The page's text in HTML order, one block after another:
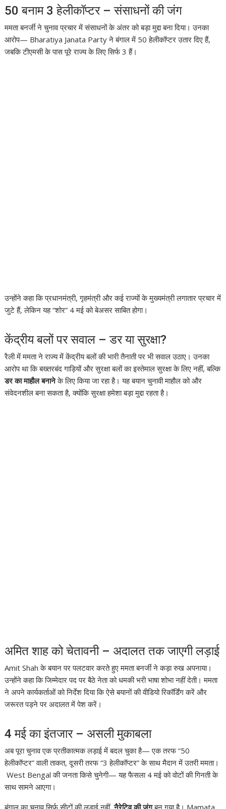
50 बनाम 3 हेलीकॉप्टर – संसाधनों की जंग
ममता बनर्जी ने चुनाव प्रचार में संसाधनों के अंतर को बड़ा मुद्दा बना दिया। उनका
आरोप— Bharatiya Janata Partyने बंगाल में 50 हेलीकॉप्टर उतार दिए हैं,
जबकि टीएमसी के पास पूरे राज्य के लिए सिर्फ 3 हैं।
उन्होंने कहा कि प्रधानमंत्री, गृहमंत्री और कई राज्यों के मुख्यमंत्री लगातार प्रचार में
जुटे हैं, लेकिन यह “शोर” 4 मई को बेअसर साबित होगा।
केंद्रीय बलों पर सवाल – डर या सुरक्षा?
रैली में ममता ने राज्य में केंद्रीय बलों की भारी तैनाती पर भी सवाल उठाए। उनका
आरोप था कि बख्तरबंद गाड़ियों और सुरक्षा बलों का इस्तेमाल सुरक्षा के लिए नहीं, बल्कि
डर का माहौल बनानेके लिए किया जा रहा है। यह बयान चुनावी माहौल को और
संवेदनशील बना सकता है, क्योंकि सुरक्षा हमेशा बड़ा मुद्दा रहता है।
अमित शाह को चेतावनी – अदालत तक जाएगी लड़ाई
Amit Shah के बयान पर पलटवार करते हुए ममता बनर्जी ने कड़ा रुख अपनाया।
उन्होंने कहा कि जिम्मेदार पद पर बैठे नेता को धमकी भरी भाषा शोभा नहीं देती। ममता
ने अपने कार्यकर्ताओं को निर्देश दिया कि ऐसे बयानों की वीडियो रिकॉर्डिंग करें और
जरूरत पड़ने पर अदालत में पेश करें।
4 मई का इंतजार – असली मुकाबला
अब पूरा चुनाव एक प्रतीकात्मक लड़ाई में बदल चुका है— एक तरफ “50
हेलीकॉप्टर” वाली ताकत, दूसरी तरफ “3 हेलीकॉप्टर” के साथ मैदान में उतरी ममता।
West Bengal की जनता किसे चुनेगी— यह फैसला 4 मई को वोटों की गिनती के
साथ सामने आएगा।